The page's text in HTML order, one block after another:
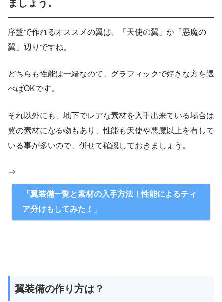
ましょう。
序盤で作れるオススメの翼は、「天使の翼」か「悪魔の
翼」辺りですね。
どちらも性能は一緒なので、グラフィックで好きな方を選
べばOKです。
それ以外にも、地下でレアな素材を入手出来ている場合は
翼の素材になる物もあり、性能も天使や悪魔以上を有して
いる事が多いので、併せて確認しておきましょう。
⇒
「翼装備一覧と素材の入手方法！性能によるティ
ア分けもしてみた！」
翼装備の作り方は？